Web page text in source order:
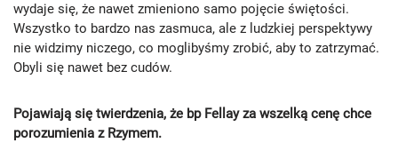
wydaje się, że nawet zmieniono samo pojęcie świętości.
Wszystko to bardzo nas zasmuca, ale z ludzkiej perspektywy
nie widzimy niczego, co moglibyśmy zrobić, aby to zatrzymać.
Obyli się nawet bez cudów.
Pojawiają się twierdzenia, że bp Fellay za wszelką cenę chce
porozumienia z Rzymem.